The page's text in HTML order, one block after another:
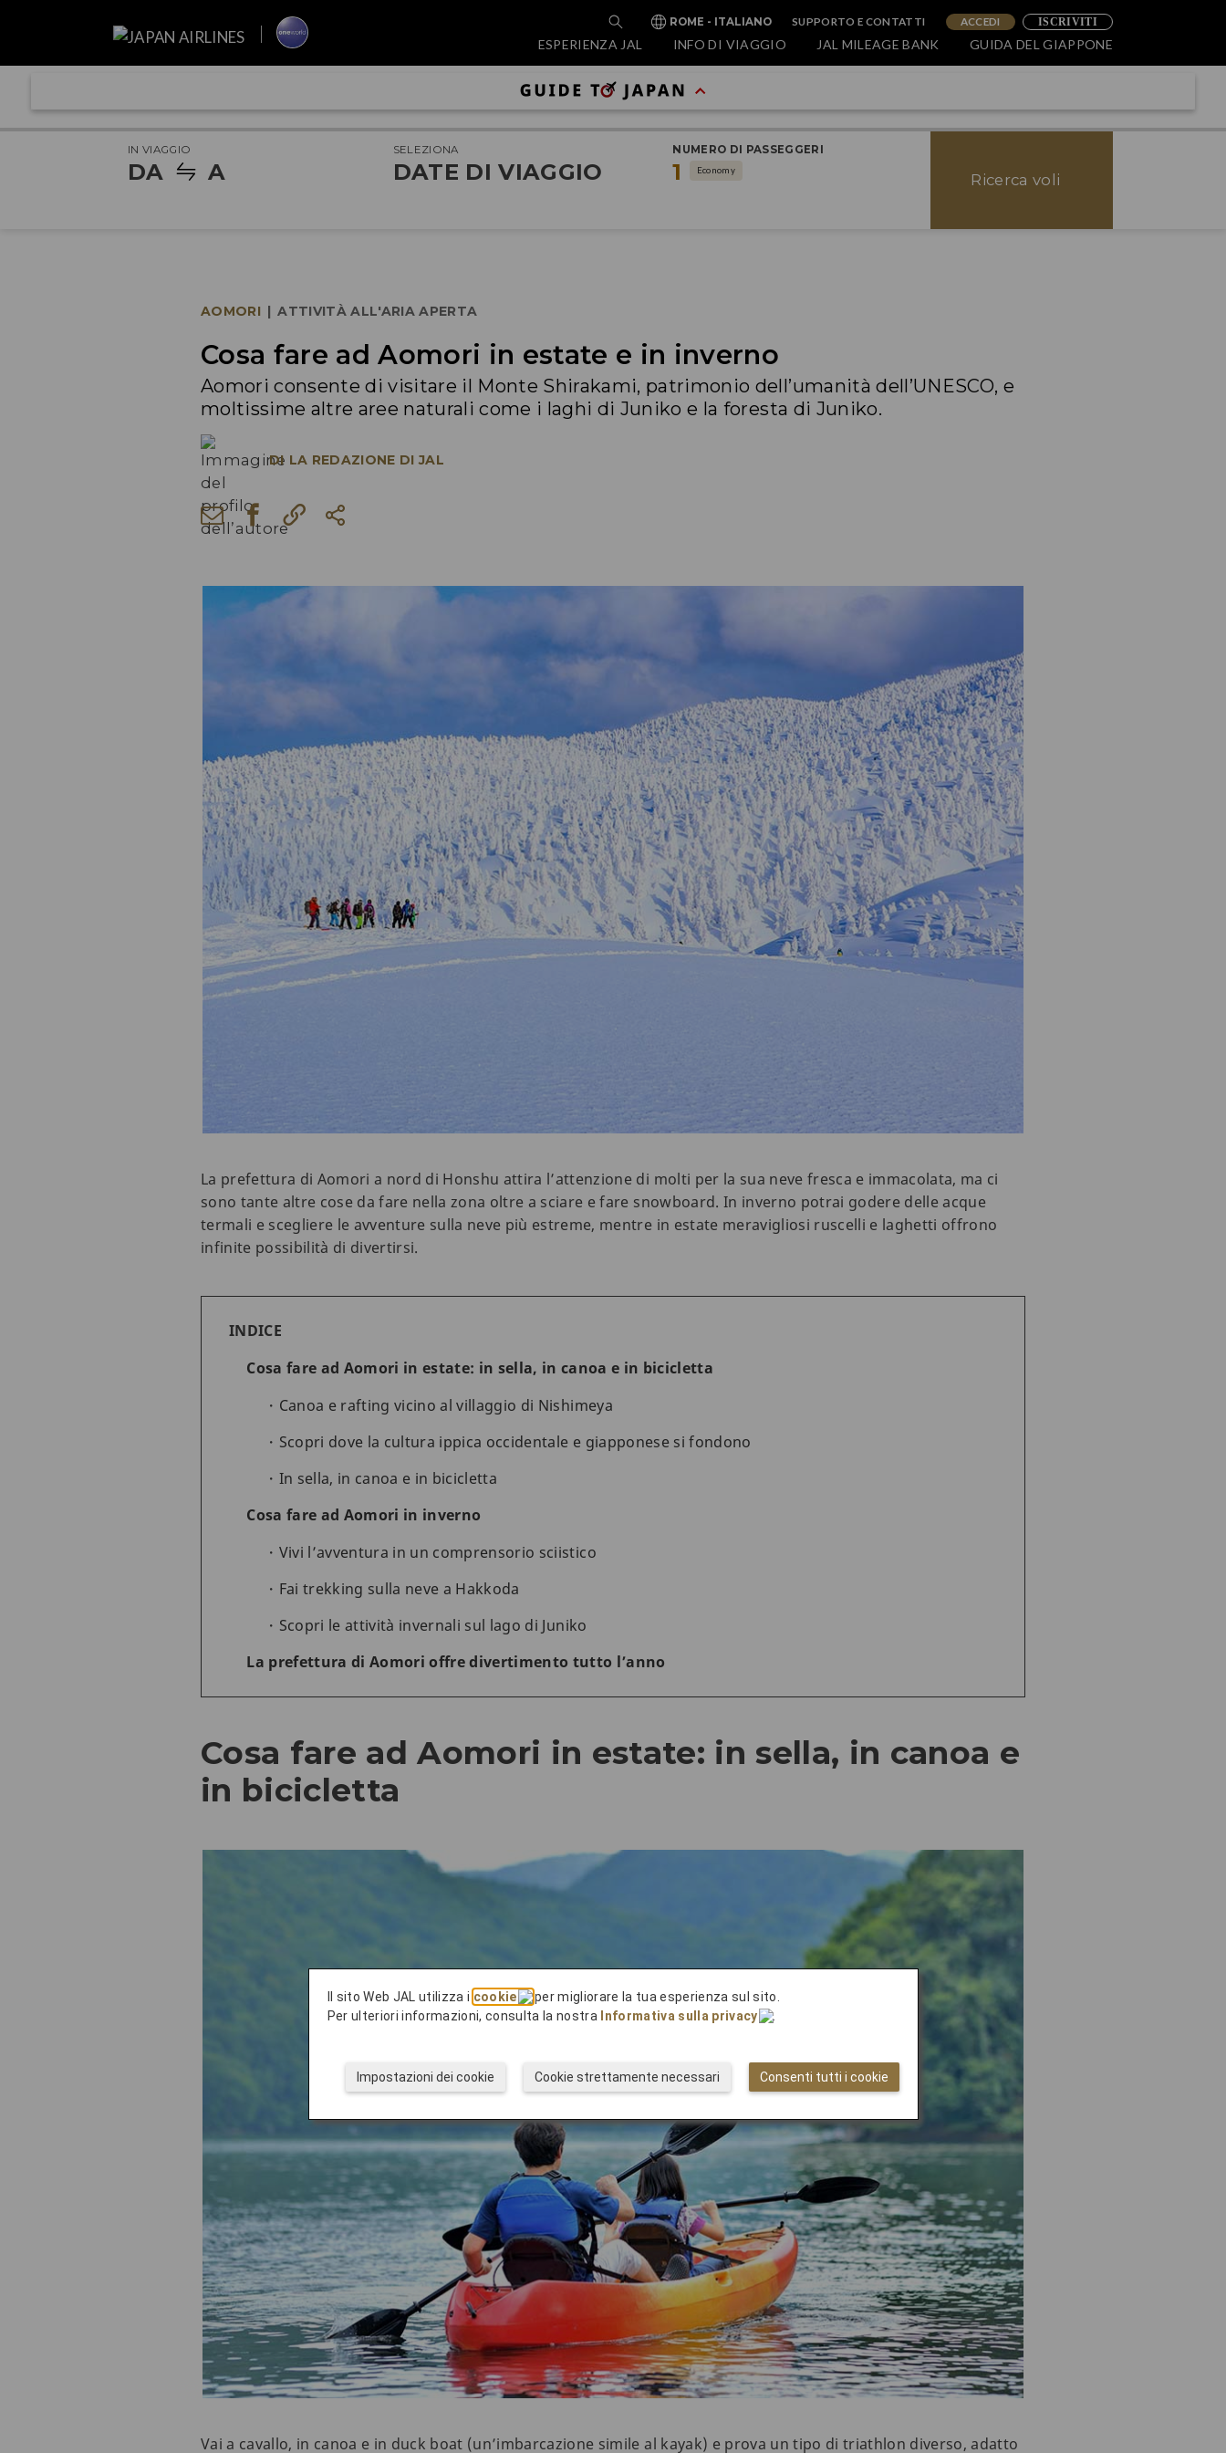
ROME - ITALIANO SUPPORTO E CONTATTI ACCEDI ISCRIVITI
ESPERIENZA JAL INFO DI VIAGGIO JAL MILEAGE BANK GUIDA DEL GIAPPONE
IN VIAGGIO
DA A
SELEZIONA
DATE DI VIAGGIO
NUMERO DI PASSEGGERI
1 Economy
Ricerca voli
AOMORI | ATTIVITÀ ALL'ARIA APERTA
Cosa fare ad Aomori in estate e in inverno
Aomori consente di visitare il Monte Shirakami, patrimonio dell’umanità dell’UNESCO, e
moltissime altre aree naturali come i laghi di Juniko e la foresta di Juniko.
DI LA REDAZIONE DI JAL
La prefettura di Aomori a nord di Honshu attira l’attenzione di molti per la sua neve fresca e immacolata, ma ci
sono tante altre cose da fare nella zona oltre a sciare e fare snowboard. In inverno potrai godere delle acque
termali e scegliere le avventure sulla neve più estreme, mentre in estate meravigliosi ruscelli e laghetti offrono
infinite possibilità di divertirsi.
INDICE
Cosa fare ad Aomori in estate: in sella, in canoa e in bicicletta
Canoa e rafting vicino al villaggio di Nishimeya
Scopri dove la cultura ippica occidentale e giapponese si fondono
In sella, in canoa e in bicicletta
Cosa fare ad Aomori in inverno
Vivi l’avventura in un comprensorio sciistico
Fai trekking sulla neve a Hakkoda
Scopri le attività invernali sul lago di Juniko
La prefettura di Aomori offre divertimento tutto l’anno
Cosa fare ad Aomori in estate: in sella, in canoa e
in bicicletta
Vai a cavallo, in canoa e in duck boat (un’imbarcazione simile al kayak) e prova un tipo di triathlon diverso, adatto
Il sito Web JAL utilizza i cookie
per migliorare la tua esperienza sul sito.
Per ulteriori informazioni, consulta la nostra
Informativa sulla privacy .
Consenti tutti i cookie
Cookie strettamente necessari
Impostazioni dei cookie